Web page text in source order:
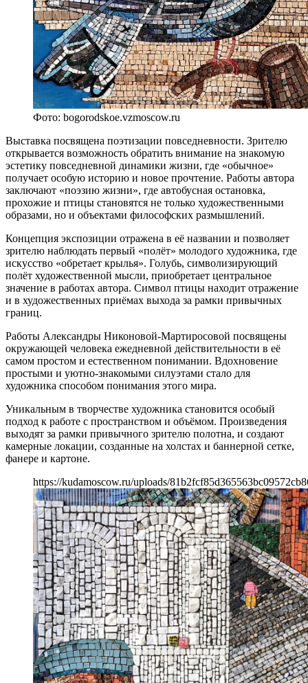
Фото: bogorodskoe.vzmoscow.ru
Выставка посвящена поэтизации повседневности. Зрителю
открывается возможность обратить внимание на знакомую
эстетику повседневной динамики жизни, где «обычное»
получает особую историю и новое прочтение. Работы автора
заключают «поэзию жизни», где автобусная остановка,
прохожие и птицы становятся не только художественными
образами, но и объектами философских размышлений.
Концепция экспозиции отражена в её названии и позволяет
зрителю наблюдать первый «полёт» молодого художника, где
искусство «обретает крылья». Голубь, символизирующий
полёт художественной мысли, приобретает центральное
значение в работах автора. Символ птицы находит отражение
и в художественных приёмах выхода за рамки привычных
границ.
Работы Александры Никоновой-Мартиросовой посвящены
окружающей человека ежедневной действительности в её
самом простом и естественном понимании. Вдохновение
простыми и уютно-знакомыми силуэтами стало для
художника способом понимания этого мира.
Уникальным в творчестве художника становится особый
подход к работе с пространством и объёмом. Произведения
выходят за рамки привычного зрителю полотна, и создают
камерные локации, созданные на холстах и баннерной сетке,
фанере и картоне.
https://kudamoscow.ru/uploads/